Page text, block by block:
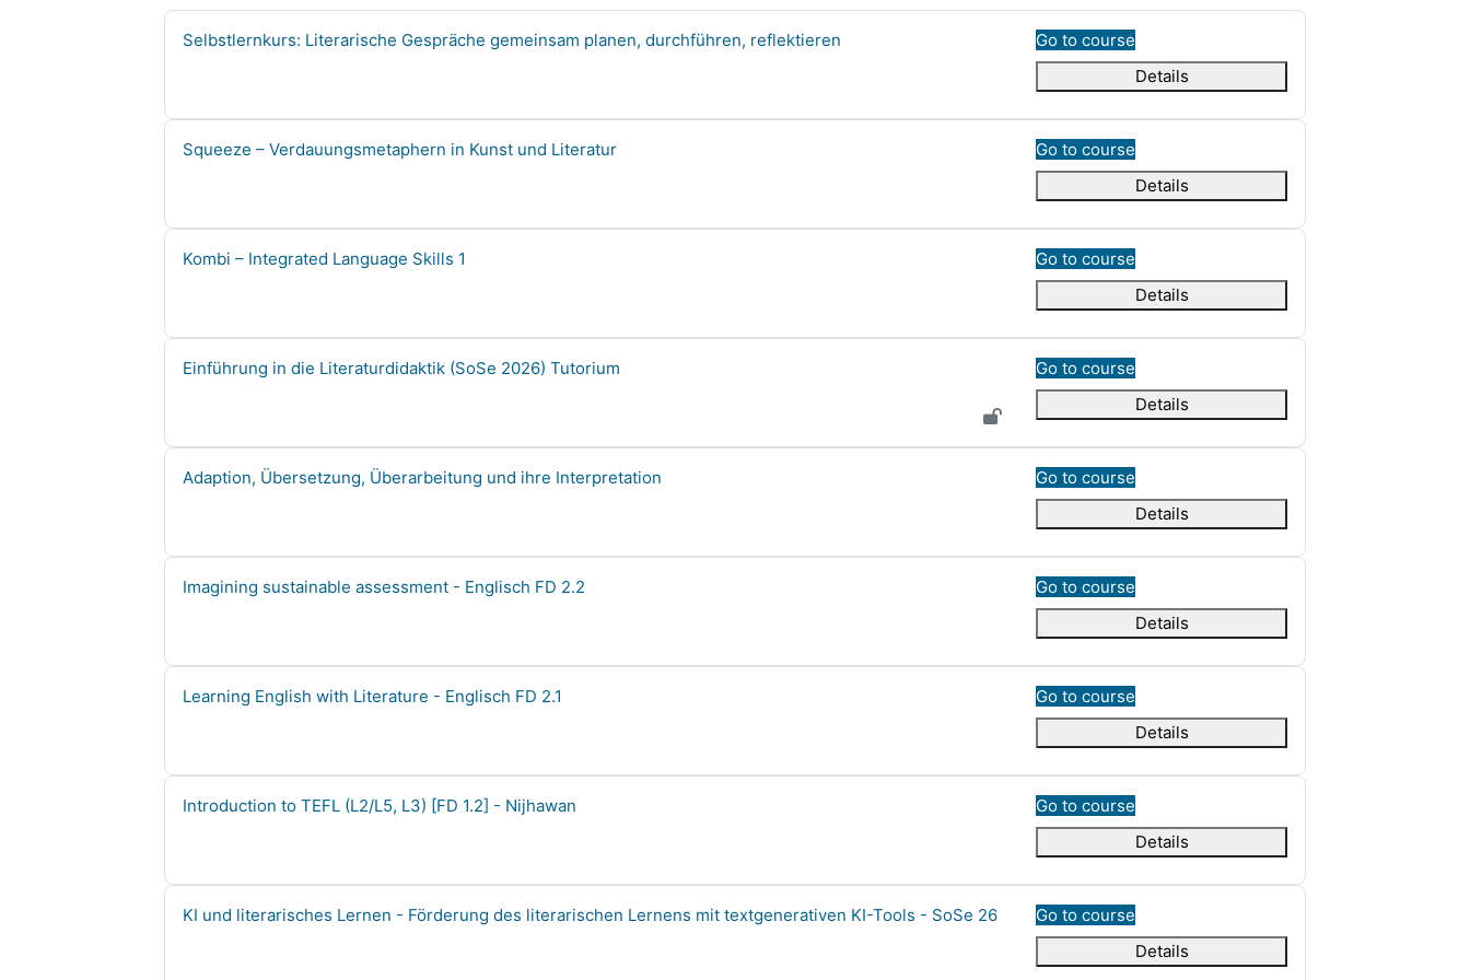
Course name
Selbstlernkurs: Literarische Gespräche gemeinsam planen, durchführen, reflektieren
Go to course
Details
Course name
Squeeze – Verdauungsmetaphern in Kunst und Literatur
Go to course
Details
Course name
Kombi – Integrated Language Skills 1
Go to course
Details
Course name
Einführung in die Literaturdidaktik (SoSe 2026) Tutorium
Go to course
Details
Course name
Adaption, Übersetzung, Überarbeitung und ihre Interpretation
Go to course
Details
Course name
Imagining sustainable assessment - Englisch FD 2.2
Go to course
Details
Course name
Learning English with Literature - Englisch FD 2.1
Go to course
Details
Course name
Introduction to TEFL (L2/L5, L3) [FD 1.2] - Nijhawan
Go to course
Details
Course name
KI und literarisches Lernen - Förderung des literarischen Lernens mit textgenerativen KI-Tools - SoSe 26
Go to course
Details